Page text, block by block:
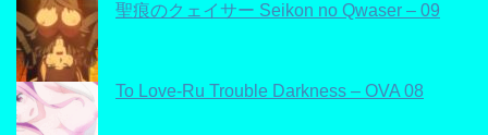
聖痕のクェイサー Seikon no Qwaser – 09
To Love-Ru Trouble Darkness – OVA 08